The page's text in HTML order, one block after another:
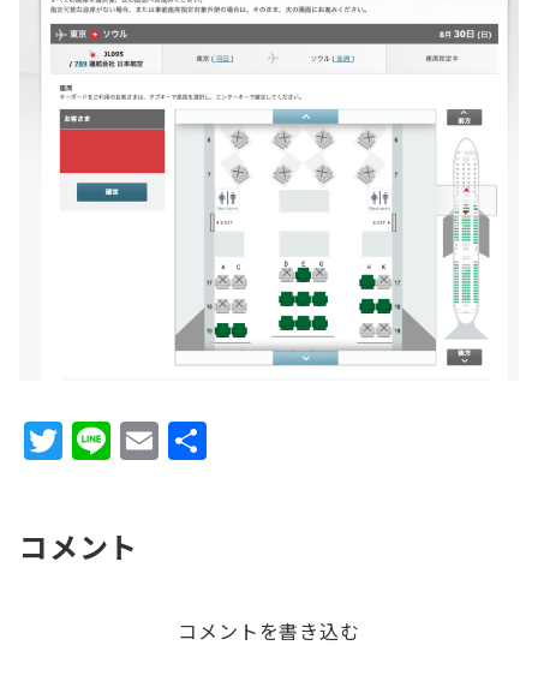
T
w
te
Li
n
E
m
コメント
コメントを書き込む